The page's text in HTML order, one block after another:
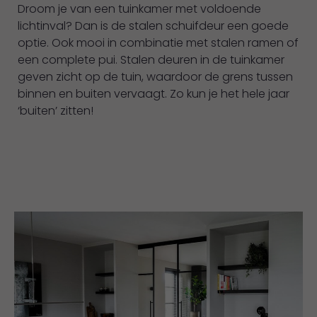
Droom je van een tuinkamer met voldoende
lichtinval? Dan is de stalen schuifdeur een goede
optie. Ook mooi in combinatie met stalen ramen of
een complete pui. Stalen deuren in de tuinkamer
geven zicht op de tuin, waardoor de grens tussen
binnen en buiten vervaagt. Zo kun je het hele jaar
‘buiten’ zitten!